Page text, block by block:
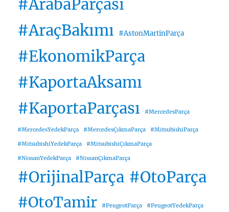
#ArabaParçası
#AraçBakımı
#AstonMartinParça
#EkonomikParça
#KaportaAksamı
#KaportaParçası
#MercedesParça
#MercedesYedekParça #MercedesÇıkmaParça #MitsubishiParça
#MitsubishiYedekParça #MitsubishiÇıkmaParça
#NissanYedekParça #NissanÇıkmaParça
#OrijinalParça #OtoParça
#OtoTamir #PeugeotParça #PeugeotYedekParça